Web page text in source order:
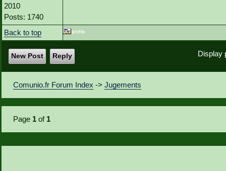
2010
Posts: 1740
Back to top
Display
New Post Reply
Comunio.fr Forum Index ->Jugements
Page 1 of 1